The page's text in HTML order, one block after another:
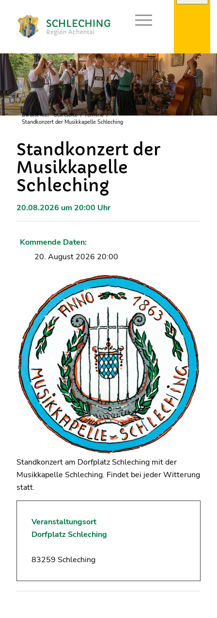
Du bist hier: Startseite / Termine /
Standkonzert der Musikkapelle Schleching
Standkonzert der
Musikkapelle
Schleching
20.08.2026 um 20:00 Uhr
Kommende Daten:
20. August 2026 20:00
Standkonzert am Dorfplatz Schleching mit der
Musikkapelle Schleching. Findet bei jeder Witterung
statt.
Veranstaltungsort
Dorfplatz Schleching
83259 Schleching